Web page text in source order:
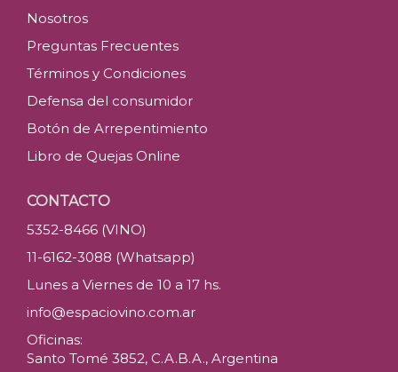
Nosotros
Preguntas Frecuentes
Términos y Condiciones
Defensa del consumidor
Botón de Arrepentimiento
Libro de Quejas Online
CONTACTO
5352-8466 (VINO)
11-6162-3088 (Whatsapp)
Lunes a Viernes de 10 a 17 hs.
info@espaciovino.com.ar
Oficinas:
Santo Tomé 3852, C.A.B.A., Argentina